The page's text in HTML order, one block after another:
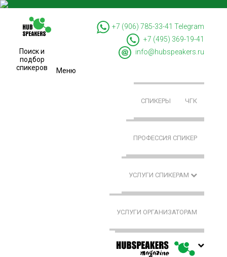
Поиск и
подбор
спикеров
+7 (906) 785-33-41 Telegram
+7 (495) 369-19-41
info@hubspeakers.ru
Меню
СПИКЕРЫ ЧГК
ПРОФЕССИЯ СПИКЕР
УСЛУГИ СПИКЕРАМ
УСЛУГИ ОРГАНИЗАТОРАМ